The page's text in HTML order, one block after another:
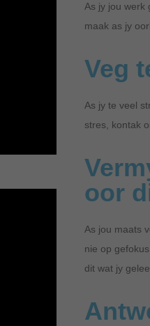
As jy jou werk
maak as jy
Veg
As jy te veel
stres, kontak
oor
As jou maats
nie op
dit wat jy